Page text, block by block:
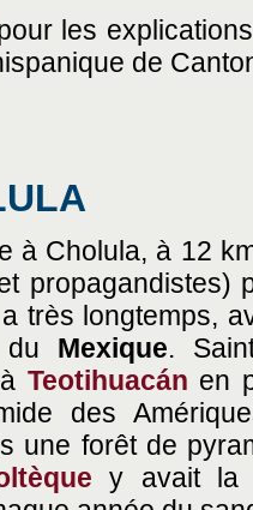
les
de
à Cholula, à 12
propagandistes)
très longtemps,
du Mexique.
Teotihuacán en
des
une forêt de
y avait la